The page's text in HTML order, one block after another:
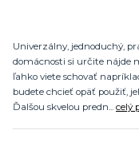
Univerzálny, jednoduchý,
domácnosti si určite nájde
ľahko viete schovať
budete chcieť opäť použiť,
Ďalšou skvelou predn... celý